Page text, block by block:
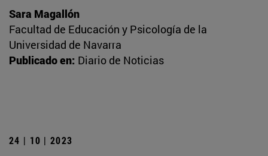
Sara Magallón
Facultad de Educación y Psicología de la
Universidad de Navarra
Publicado en: Diario de Noticias
24 | 10 | 2023